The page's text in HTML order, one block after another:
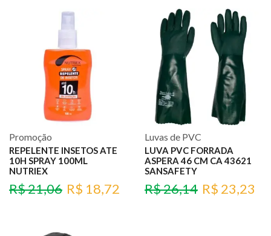
Promoção
REPELENTE INSETOS ATE
10H SPRAY 100ML
NUTRIEX
R$21,06 R$ 18,72
Luvas de PVC
LUVA PVC FORRADA
ASPERA 46 CM CA 43621
SANSAFETY
R$26,14 R$ 23,23